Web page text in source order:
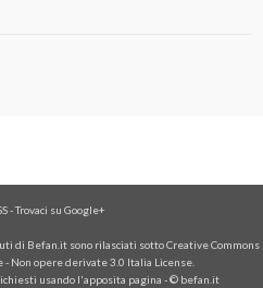
-Trovaci su Google+
di Befan.it sono rilasciati sotto Creative Commons
Non opere derivate 3.0 Italia License.
usando l'apposita pagina - © befan.it